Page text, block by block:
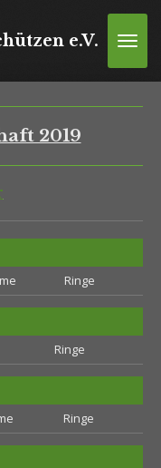
e.V.
2019
Ringe
Ringe
Ringe